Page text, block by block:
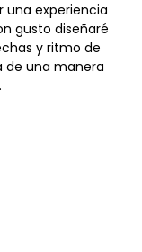
una experiencia
gusto diseñaré
y ritmo de
de una manera